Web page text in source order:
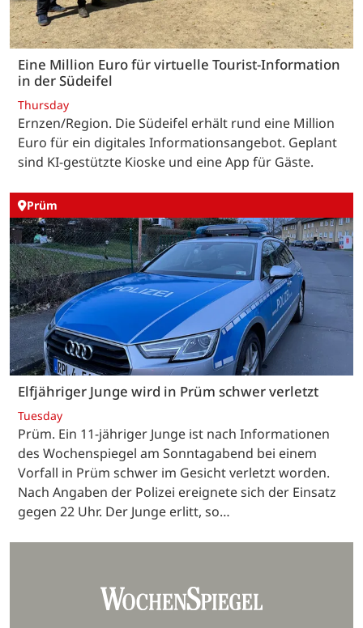
Eine Million Euro für virtuelle Tourist-Information
in der Südeifel
Thursday
Ernzen/Region. Die Südeifel erhält rund eine Million
Euro für ein digitales Informationsangebot. Geplant
sind KI-gestützte Kioske und eine App für Gäste.
Prüm
Elfjähriger Junge wird in Prüm schwer verletzt
Tuesday
Prüm. Ein 11-jähriger Junge ist nach Informationen
des Wochenspiegel am Sonntagabend bei einem
Vorfall in Prüm schwer im Gesicht verletzt worden.
Nach Angaben der Polizei ereignete sich der Einsatz
gegen 22 Uhr. Der Junge erlitt, so…